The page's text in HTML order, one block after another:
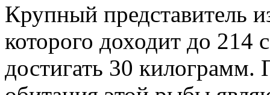
Крупный представитель
которого доходит до 214
достигать 30